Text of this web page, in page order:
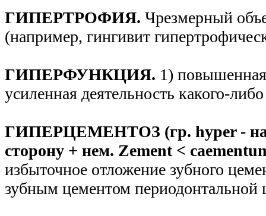
ГИПЕРТРОФИЯ. Чрезмерный
(например, гингивит
ГИПЕРФУНКЦИЯ. 1)
усиленная деятельность какого-
ГИПЕРЦЕМЕНТОЗ (гр. hyper -
сторону + нем. Zement <
избыточное отложение зубного
зубным цементом